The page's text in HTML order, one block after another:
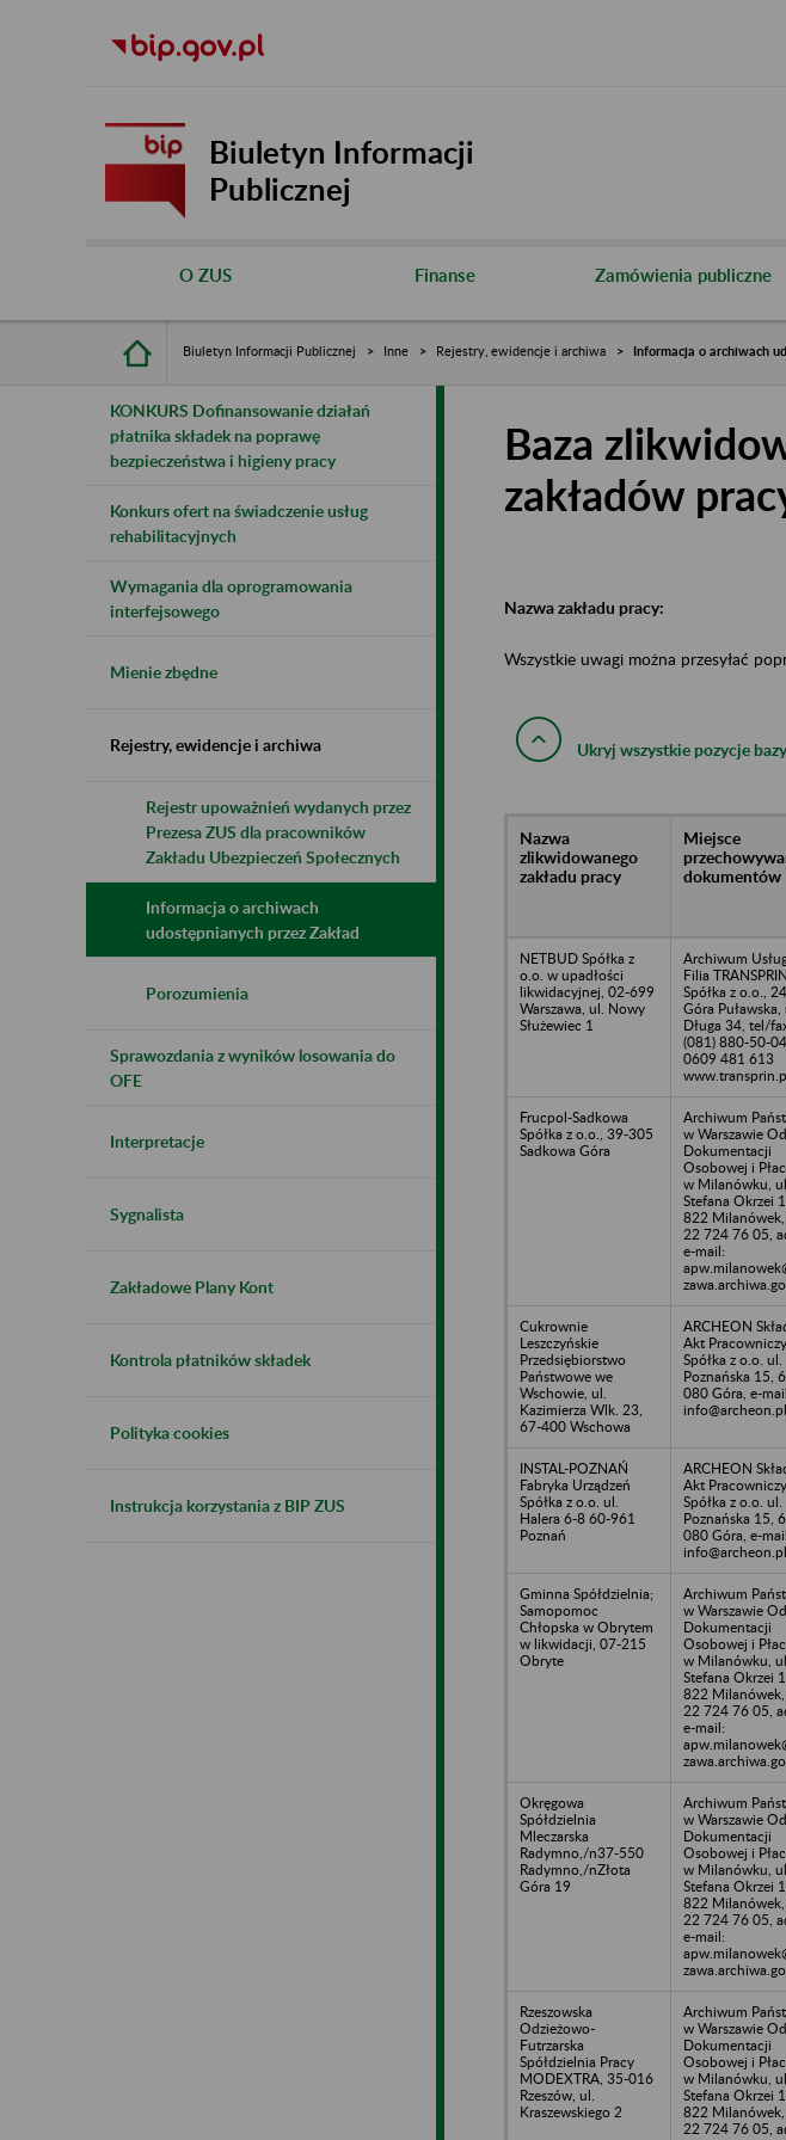
Biuletyn Informacji
Publicznej
O ZUS Finanse Zamówienia publiczne
Biuletyn Informacji Publicznej Inne Rejestry, ewidencje i archiwa Informacja o archiwach
KONKURS Dofinansowanie działań
płatnika składek na poprawę
bezpieczeństwa i higieny pracy
Konkurs ofert na świadczenie usług
rehabilitacyjnych
Wymagania dla oprogramowania
interfejsowego
Mienie zbędne
Rejestry, ewidencje i archiwa
Rejestr upoważnień wydanych przez
Prezesa ZUS dla pracowników
Zakładu Ubezpieczeń Społecznych
Informacja o archiwach
udostępnianych przez Zakład
Porozumienia
Sprawozdania z wyników losowania do
OFE
Interpretacje
Sygnalista
Zakładowe Plany Kont
Kontrola płatników składek
Polityka cookies
Instrukcja korzystania z BIP ZUS
Baza
zakładów
Nazwa zakładu pracy:
Wszystkie uwagi można przesyłać
Ukryj wszystkie pozycje bazy
Nazwa
zlikwidowanego
zakładu pracy
Miejsce
dokumentów
NETBUD Spółka z
o.o. w upadłości
likwidacyjnej, 02-699
Warszawa, ul. Nowy
Służewiec 1
Archiwum
Filia
Spółka z o.o.,
Góra Puławska,
Długa 34, tel/
(081) 880-50-
0609 481 613
Frucpol-Sadkowa
Spółka z o.o., 39-305
Sadkowa Góra
Archiwum
w Warszawie
Dokumentacji
Osobowej i
w Milanówku, ul.
Stefana Okrzei
822 Milanówek,
22 724 76 05,
e-mail:
Cukrownie
Leszczyńskie
Przedsiębiorstwo
Państwowe we
Wschowie, ul.
Kazimierza Wlk. 23,
67-400 Wschowa
ARCHEON
Akt
Spółka z o.o. ul.
Poznańska 15,
080 Góra, e-
info@archeon.pl
INSTAL-POZNAŃ
Fabryka Urządzeń
Spółka z o.o. ul.
Halera 6-8 60-961
Poznań
ARCHEON
Akt
Spółka z o.o. ul.
Poznańska 15,
080 Góra, e-
info@archeon.pl
Gminna Spółdzielnia;
Samopomoc
Chłopska w Obrytem
w likwidacji, 07-215
Obryte
Archiwum
w Warszawie
Dokumentacji
Osobowej i
w Milanówku, ul.
Stefana Okrzei
822 Milanówek,
22 724 76 05,
e-mail:
Okręgowa
Spółdzielnia
Mleczarska
Radymno,/n37-550
Radymno,/nZłota
Góra 19
Archiwum
w Warszawie
Dokumentacji
Osobowej i
w Milanówku, ul.
Stefana Okrzei
822 Milanówek,
22 724 76 05,
e-mail:
Rzeszowska
Odzieżowo-
Futrzarska
Spółdzielnia Pracy
MODEXTRA, 35-016
Rzeszów, ul.
Kraszewskiego 2
Archiwum
w Warszawie
Dokumentacji
Osobowej i
w Milanówku, ul.
Stefana Okrzei
822 Milanówek,
22 724 76 05,